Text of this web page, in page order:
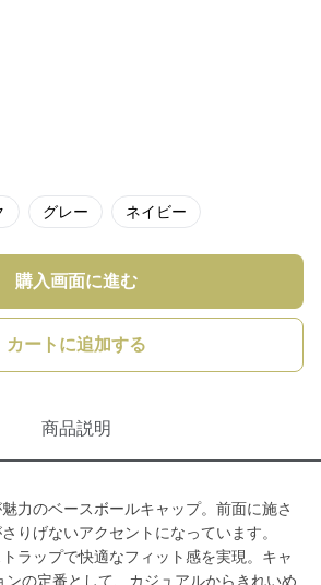
グレー ネイビー
購入画面に進む
カートに追加する
商品説明
力のベースボールキャップ。前面に施さ
りげないアクセントになっています。
ラップで快適なフィット感を実現。キャ
ンの定番として、カジュアルからきれいめ